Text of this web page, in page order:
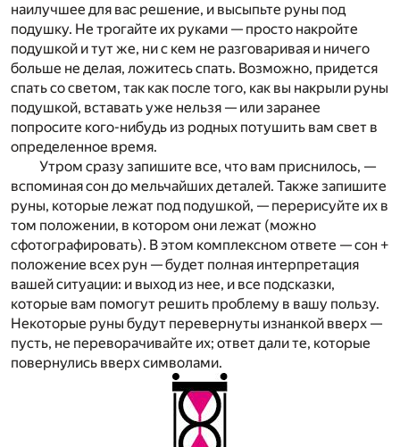
наилучшее для вас решение, и высыпьте руны под
подушку. Не трогайте их руками — просто накройте
подушкой и тут же, ни с кем не разговаривая и ничего
больше не делая, ложитесь спать. Возможно, придется
спать со светом, так как после того, как вы накрыли руны
подушкой, вставать уже нельзя — или заранее
попросите кого-нибудь из родных потушить вам свет в
определенное время.
Утром сразу запишите все, что вам приснилось, —
вспоминая сон до мельчайших деталей. Также запишите
руны, которые лежат под подушкой, — перерисуйте их в
том положении, в котором они лежат (можно
сфотографировать). В этом комплексном ответе — сон +
положение всех рун — будет полная интерпретация
вашей ситуации: и выход из нее, и все подсказки,
которые вам помогут решить проблему в вашу пользу.
Некоторые руны будут перевернуты изнанкой вверх —
пусть, не переворачивайте их; ответ дали те, которые
повернулись вверх символами.